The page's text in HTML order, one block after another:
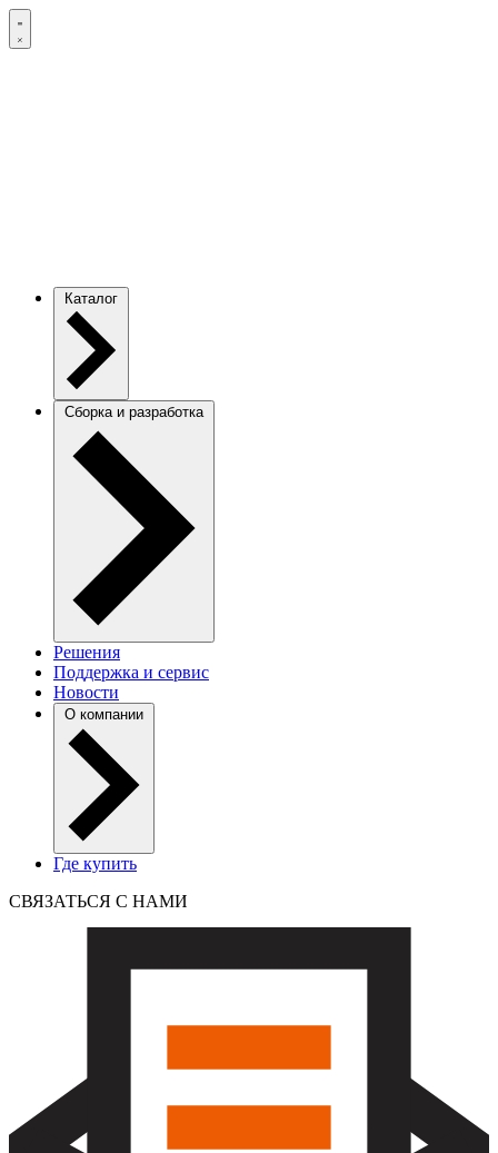
Каталог
Сборка и разработка
Решения
Поддержка и сервис
Новости
О компании
Где купить
СВЯЗАТЬСЯ С НАМИ